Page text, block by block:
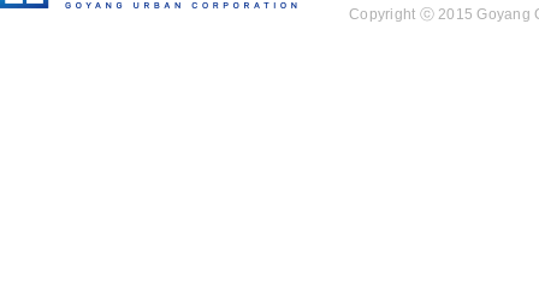
Copyright ⓒ 2015 Goyang